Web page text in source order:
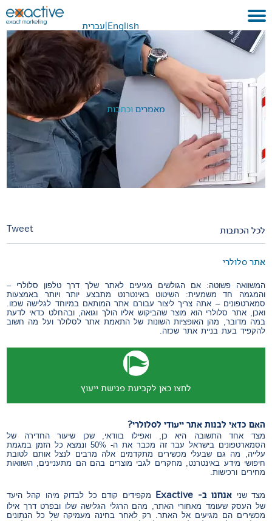
עברית English
בית
אודות
לקוחות ועבודות
שירותים
METAVERSE
מאמרים וכתבות
לכל הכתבות Tweet
אתר סלולרי
המשוואה פשוטה: אם הגולשים מגיעים לאתר שלך דרך טלפון סלולרי –
והמגמה חד משמעית: השיטוט באינטרנט מתבצע יותר ויותר באמצעות
סמארטפונים – אתה צריך ליצור עבורם אתר המותאם במיוחד לגלישה שכזו.
ואכן, אתר סלולרי הוא מוצר שהביקוש אליו הולך וגואה, ובהחלט כדאי לדעת
במה מדובר, מהן האופציות השונות של התאמת אתר לסלולר ועל מה חשוב
להקפיד בעת בניית אתר שכזה.
לחצו כאן לקביעת פגישת ייעוץ
האם כדאי לבנות אתר ייעודי לסלולרי?
מצד אחד התשובה היא כן, ואפילו בוודאי, שכן שיעור החדירה של
הסמארטפונים בישראל עבר זה מכבר את ה- 50% ונמצא כל הזמן במגמת
עלייה, מה גם שבעלי מכשירים מתקדמים אלה מרבים לנצל אותם לטובת
חיפושי מידע באינטרנט, מחקרים לגבי מוצרים בהם הם מתעניינים, השוואות
מחירים ורכישות.
מצד שני אנחנו ב- Exactive
מקפידים קודם כל לבדוק מיהו קהל היעד
של העסק שעומד מאחורי האתר, מהם הרגלי הגלישה שלו ובפרט דרך אילו
מכשירים הם מגיעים אל האתר. רק לאחר בחינה מעמיקה של כל הנתונים